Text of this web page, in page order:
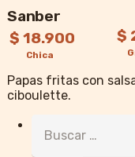
Sanber
$ 18.900
Chica
$
Papas fritas con
ciboulette.